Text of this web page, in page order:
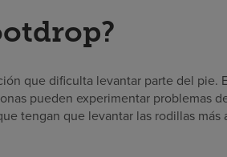
que dificulta levantar parte del pie.
pueden experimentar problemas
tengan que levantar las rodillas